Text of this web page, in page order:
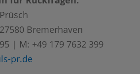
Bremerhaven
| M: +49 179 7632 399
pr.de